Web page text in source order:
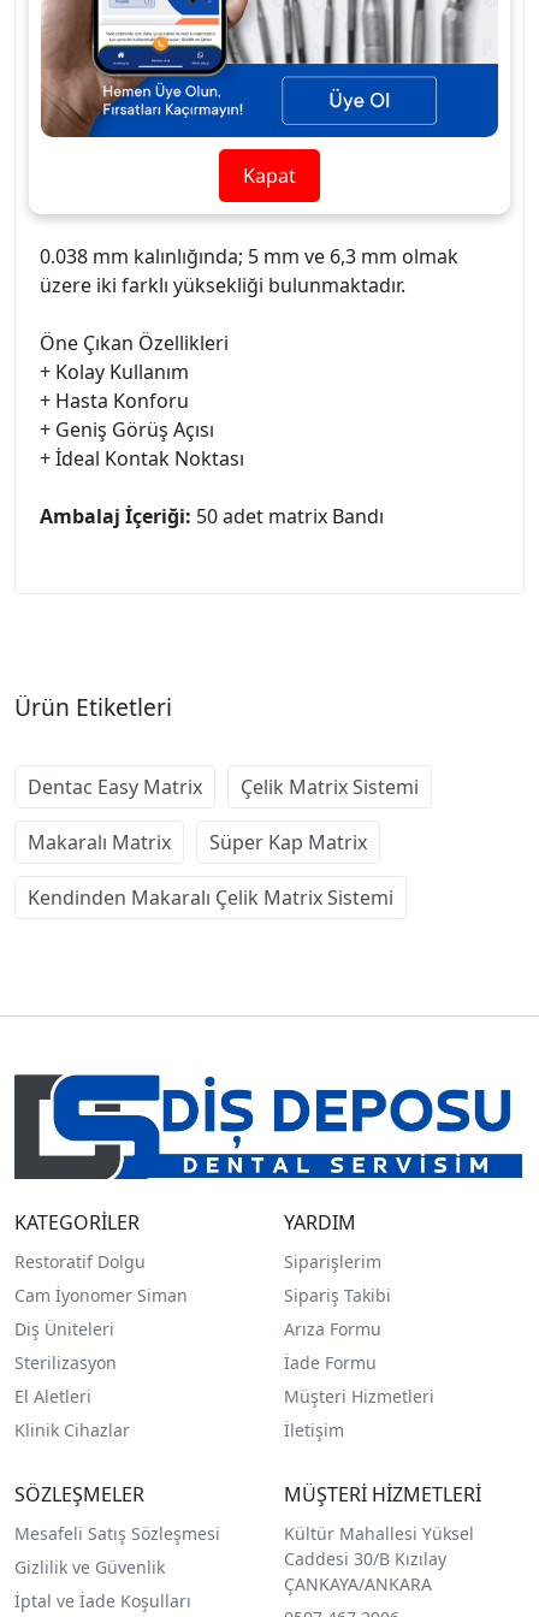
dolgularda ideal kontak noktaları yakalamak için
tasarlanmıştır. Sistem hızlı ve pratik bir şekilde
restorasyon yapılabilmesi için geliştirilmiştir.
Uygulama esnasında hasta ağızında matris taşıyıcı
vb. alet kalmaması ve sadece ilgili diş çeperinde
bant ve bandı saran makara kalması sebebi ile
mükemmel bir görüş açısı da sağlamaktadır.
0.038 mm kalınlığında; 5 mm ve 6,3 mm olmak
üzere iki farklı yüksekliği bulunmaktadır.
Öne Çıkan Özellikleri
+ Kolay Kullanım
+ Hasta Konforu
+ Geniş Görüş Açısı
+ İdeal Kontak Noktası
Ambalaj İçeriği: 50 adet matrix Bandı
Ürün Etiketleri
Dentac Easy Matrix Çelik Matrix Sistemi
Makaralı Matrix Süper Kap Matrix
Kendinden Makaralı Çelik Matrix Sistemi
KATEGORİLER
Restoratif Dolgu
Cam İyonomer Siman
Diş Üniteleri
Sterilizasyon
El Aletleri
Klinik Cihazlar
YARDIM
Siparişlerim
Sipariş Takibi
Arıza Formu
İade Formu
Müşteri Hizmetleri
İletişim
SÖZLEŞMELER
Mesafeli Satış Sözleşmesi
Gizlilik ve Güvenlik
İptal ve İade Koşulları
MÜŞTERİ HİZMETLERİ
Kültür Mahallesi Yüksel
Caddesi 30/B Kızılay
ÇANKAYA/ANKARA
Kapat